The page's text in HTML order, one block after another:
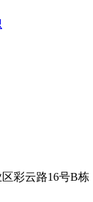
彩云路16号B栋